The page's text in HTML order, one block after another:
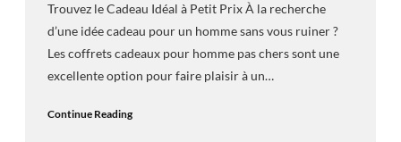
Trouvez le Cadeau Idéal à Petit Prix À la recherche
d’une idée cadeau pour un homme sans vous ruiner ?
Les coffrets cadeaux pour homme pas chers sont une
excellente option pour faire plaisir à un…
Continue Reading